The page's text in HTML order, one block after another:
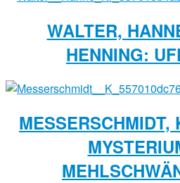
WALTER,
HENNING:
MESSERSCHMIDT,